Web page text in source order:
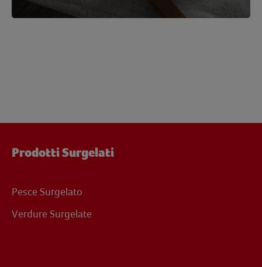
Prodotti Surgelati
Pesce Surgelato
Verdure Surgelate